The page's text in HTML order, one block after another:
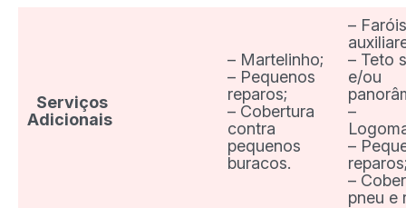
Serviços
Adicionais
– Martelinho;
– Pequenos
reparos;
– Cobertura
contra
pequenos
buracos.
– Faróis
– Teto
e/ou
–
–
–
pneu e